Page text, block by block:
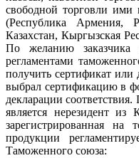
свободной торговли ими
(Республика Армения,
Казахстан, Кыргызская
По желанию заказчика
регламентами
получить сертификат или
выбрал сертификацию в
декларации
является нерезидент
зарегистрированная
продукции
Таможенного союза: